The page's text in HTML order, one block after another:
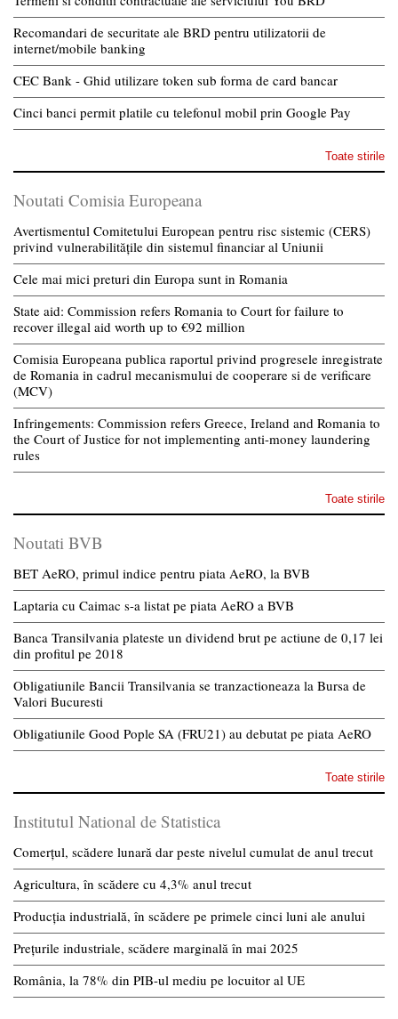
Recomandari de securitate ale BRD pentru utilizatorii de
internet/mobile banking
CEC Bank - Ghid utilizare token sub forma de card bancar
Cinci banci permit platile cu telefonul mobil prin Google Pay
Toate stirile
Noutati Comisia Europeana
Avertismentul Comitetului European pentru risc sistemic (CERS)
privind vulnerabilitățile din sistemul financiar al Uniunii
Cele mai mici preturi din Europa sunt in Romania
State aid: Commission refers Romania to Court for failure to
recover illegal aid worth up to €92 million
Comisia Europeana publica raportul privind progresele inregistrate
de Romania in cadrul mecanismului de cooperare si de verificare
(MCV)
Infringements: Commission refers Greece, Ireland and Romania to
the Court of Justice for not implementing anti-money laundering
rules
Toate stirile
Noutati BVB
BET AeRO, primul indice pentru piata AeRO, la BVB
Laptaria cu Caimac s-a listat pe piata AeRO a BVB
Banca Transilvania plateste un dividend brut pe actiune de 0,17 lei
din profitul pe 2018
Obligatiunile Bancii Transilvania se tranzactioneaza la Bursa de
Valori Bucuresti
Obligatiunile Good Pople SA (FRU21) au debutat pe piata AeRO
Toate stirile
Institutul National de Statistica
Comerțul, scădere lunară dar peste nivelul cumulat de anul trecut
Agricultura, în scădere cu 4,3% anul trecut
Producția industrială, în scădere pe primele cinci luni ale anului
Prețurile industriale, scădere marginală în mai 2025
România, la 78% din PIB-ul mediu pe locuitor al UE